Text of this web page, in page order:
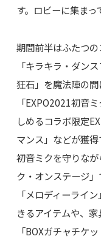
す。ロビーに集まっ
期間前半はふたつ
「キラキラ・ダン
狂石」を魔法陣の
「EXPO2021初音
しめるコラボ限定
マンス」などが獲得
初音ミクを守りな
ク・オンステージ
「メロディーライ
きるアイテムや、
「BOXガチャチケ